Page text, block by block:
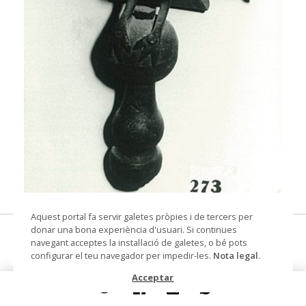
© Arxiu Fotogràfic del Consorci del Patrimoni de
Sitges
Àguila
escultura
Aquest portal fa servir galetes pròpies i de tercers per
donar una bona experiència d'usuari. Si continues
navegant acceptes la instal·lació de galetes, o bé pots
configurar el teu navegador per impedir-les. Nota legal.
Acceptar